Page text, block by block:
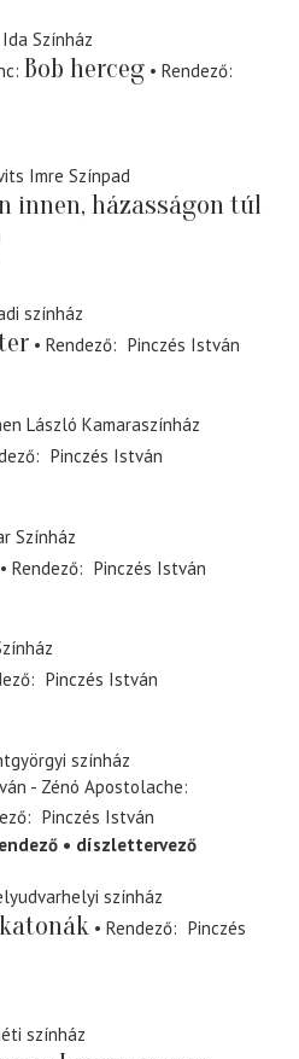
Színház
Bob herceg
Rendező
Imre Színpad
innen, házasságon túl
színház
Rendező
Pinczés István
László Kamaraszínház
Pinczés István
Színház
Rendező
Pinczés István
Pinczés István
színház
- Zénó Apostolache
Pinczés István
díszlettervező
színház
Rendező
Pinczés
színház